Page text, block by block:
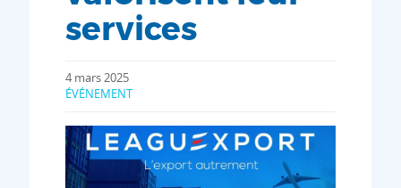
services
4 mars 2025
ÉVÉNEMENT